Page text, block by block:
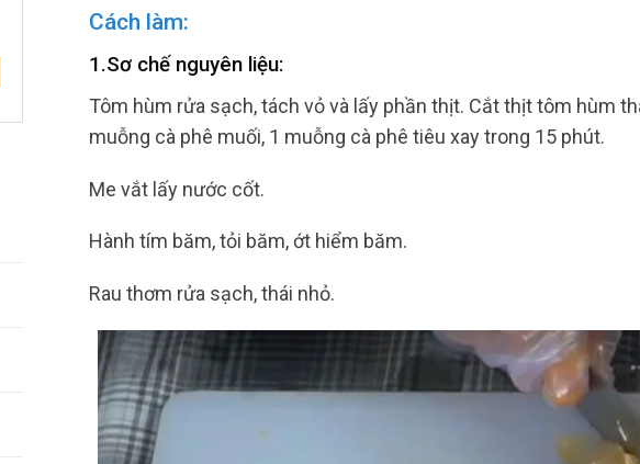
Cách làm:
1.Sơ chế nguyên liệu:
Tôm hùm rửa sạch, tách vỏ và lấy phần thịt. Cắt thịt tôm hùm
muỗng cà phê muối, 1 muỗng cà phê tiêu xay trong 15 phút.
Me vắt lấy nước cốt.
Hành tím băm, tỏi băm, ớt hiểm băm.
Rau thơm rửa sạch, thái nhỏ.